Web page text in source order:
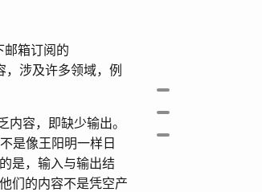
邮箱订阅的
涉及许多领域，例
容，即缺少输出。
是像王阳明一样日
是，输入与输出结
们的内容不是凭空产